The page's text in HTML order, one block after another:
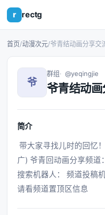
r rectg
首页/动漫次元/爷青结动画分享交
爷
群组 @yeqingjie
爷青结动
简介
广) 爷青回动画分享频道
搜索机器人： 频道投稿
请看频道置顶区信息